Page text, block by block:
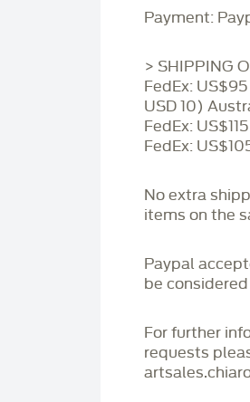
Payment:
> SHIPPING
FedEx:
USD 10)
FedEx:
FedEx:
No extra
items on the
Paypal
be
For further
requests